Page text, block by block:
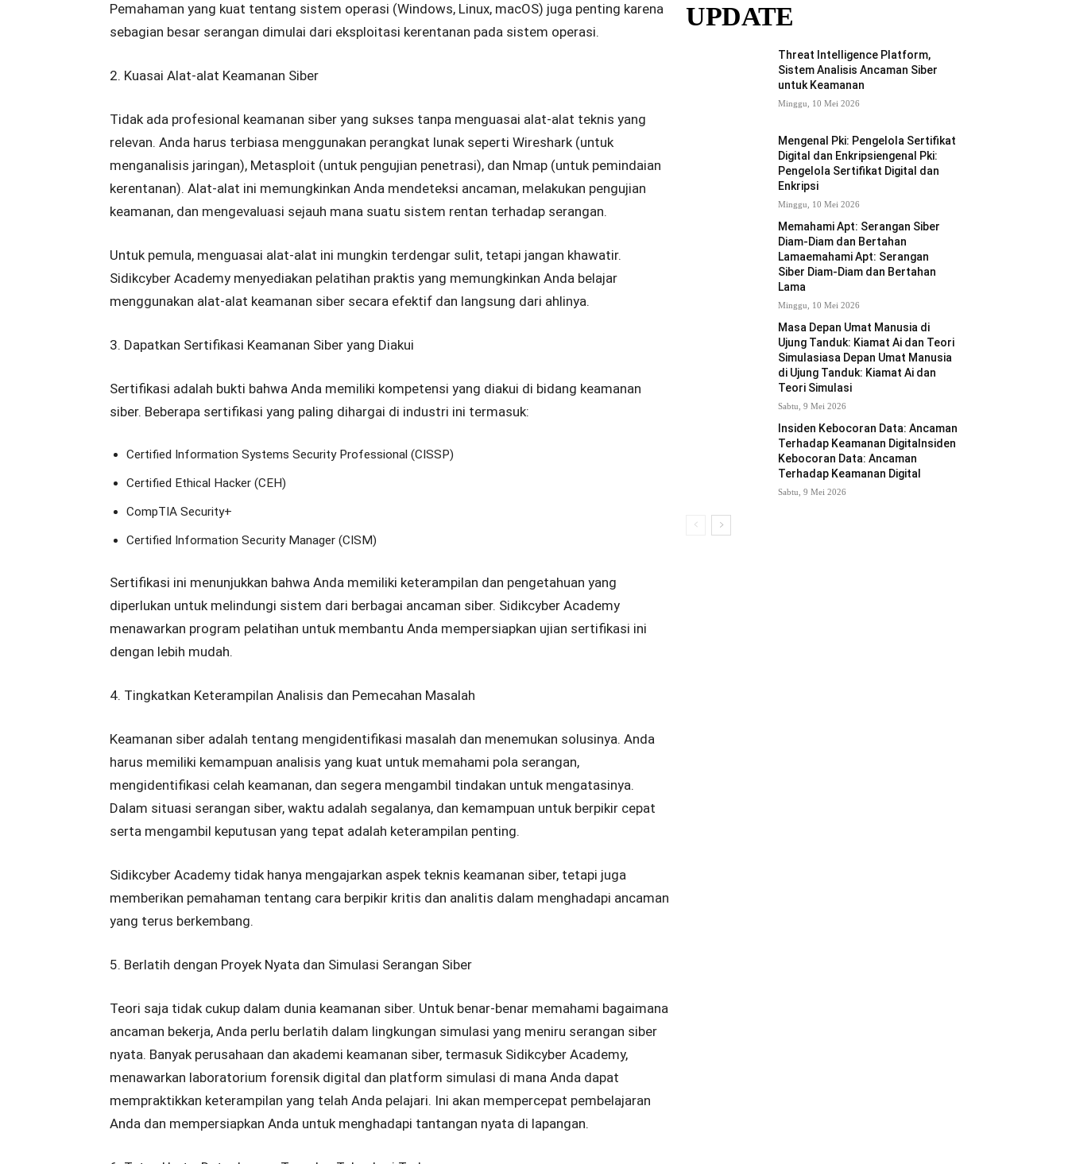
Pemahaman yang kuat tentang sistem operasi (Windows, Linux, macOS) juga penting karena
sebagian besar serangan dimulai dari eksploitasi kerentanan pada sistem operasi.
2. Kuasai Alat-alat Keamanan Siber
Tidak ada profesional keamanan siber yang sukses tanpa menguasai alat-alat teknis yang
relevan. Anda harus terbiasa menggunakan perangkat lunak seperti Wireshark (untuk
menganalisis jaringan), Metasploit (untuk pengujian penetrasi), dan Nmap (untuk pemindaian
kerentanan). Alat-alat ini memungkinkan Anda mendeteksi ancaman, melakukan pengujian
keamanan, dan mengevaluasi sejauh mana suatu sistem rentan terhadap serangan.
Untuk pemula, menguasai alat-alat ini mungkin terdengar sulit, tetapi jangan khawatir.
Sidikcyber Academy menyediakan pelatihan praktis yang memungkinkan Anda belajar
menggunakan alat-alat keamanan siber secara efektif dan langsung dari ahlinya.
3. Dapatkan Sertifikasi Keamanan Siber yang Diakui
Sertifikasi adalah bukti bahwa Anda memiliki kompetensi yang diakui di bidang keamanan
siber. Beberapa sertifikasi yang paling dihargai di industri ini termasuk:
Certified Information Systems Security Professional (CISSP)
Certified Ethical Hacker (CEH)
CompTIA Security+
Certified Information Security Manager (CISM)
Sertifikasi ini menunjukkan bahwa Anda memiliki keterampilan dan pengetahuan yang
diperlukan untuk melindungi sistem dari berbagai ancaman siber. Sidikcyber Academy
menawarkan program pelatihan untuk membantu Anda mempersiapkan ujian sertifikasi ini
dengan lebih mudah.
4. Tingkatkan Keterampilan Analisis dan Pemecahan Masalah
Keamanan siber adalah tentang mengidentifikasi masalah dan menemukan solusinya. Anda
harus memiliki kemampuan analisis yang kuat untuk memahami pola serangan,
mengidentifikasi celah keamanan, dan segera mengambil tindakan untuk mengatasinya.
Dalam situasi serangan siber, waktu adalah segalanya, dan kemampuan untuk berpikir cepat
serta mengambil keputusan yang tepat adalah keterampilan penting.
Sidikcyber Academy tidak hanya mengajarkan aspek teknis keamanan siber, tetapi juga
memberikan pemahaman tentang cara berpikir kritis dan analitis dalam menghadapi ancaman
yang terus berkembang.
5. Berlatih dengan Proyek Nyata dan Simulasi Serangan Siber
Teori saja tidak cukup dalam dunia keamanan siber. Untuk benar-benar memahami bagaimana
ancaman bekerja, Anda perlu berlatih dalam lingkungan simulasi yang meniru serangan siber
nyata. Banyak perusahaan dan akademi keamanan siber, termasuk Sidikcyber Academy,
menawarkan laboratorium forensik digital dan platform simulasi di mana Anda dapat
mempraktikkan keterampilan yang telah Anda pelajari. Ini akan mempercepat pembelajaran
Anda dan mempersiapkan Anda untuk menghadapi tantangan nyata di lapangan.
UPDATE
Threat Intelligence Platform,
Sistem Analisis Ancaman Siber
untuk Keamanan
Minggu, 10 Mei 2026
Mengenal Pki: Pengelola Sertifikat
Digital dan Enkripsiengenal Pki:
Pengelola Sertifikat Digital dan
Enkripsi
Minggu, 10 Mei 2026
Memahami Apt: Serangan Siber
Diam-Diam dan Bertahan
Lamaemahami Apt: Serangan
Siber Diam-Diam dan Bertahan
Lama
Minggu, 10 Mei 2026
Masa Depan Umat Manusia di
Ujung Tanduk: Kiamat Ai dan Teori
Simulasiasa Depan Umat Manusia
di Ujung Tanduk: Kiamat Ai dan
Teori Simulasi
Sabtu, 9 Mei 2026
Insiden Kebocoran Data: Ancaman
Terhadap Keamanan Digitalnsiden
Kebocoran Data: Ancaman
Terhadap Keamanan Digital
Sabtu, 9 Mei 2026